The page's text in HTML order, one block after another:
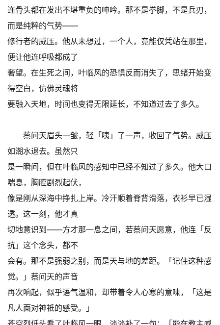
连骨头都在发出不堪重负的呻吟。那不是拳脚，不是兵刃，
而是纯粹的气势——
修行者的威压。他从未想过，一个人，竟能仅凭站在那里，
便让他连呼吸都成了
奢望。在生死之间，叶临风的恐惧反而消失了，思绪开始变
得空白，仿佛灵魂将
要融入天地，时间也变得无限延长，不知道过去了多久。
蔡问天眉头一皱，轻「咦」了一声，收回了气势。威压
如潮水退去。虽然只
是一瞬间，但在叶临风的感知中已经不知过了多久。他大口
喘息，胸腔剧烈起伏，
像是刚从深海中挣扎上岸。冷汗顺着脊背滑落，衣衫早已湿
透。这一刻，他才真
切地意识到——方才那一息之间，若蔡问天愿意，他连「反
抗」这个念头，都不
会有。那不是强弱之别，而是天与地的差距。「记住这种感
觉。」蔡问天的声音
再次响起，似乎语气温和，却带着令人心寒的意味，「这是
凡人面对神祗的感受。」